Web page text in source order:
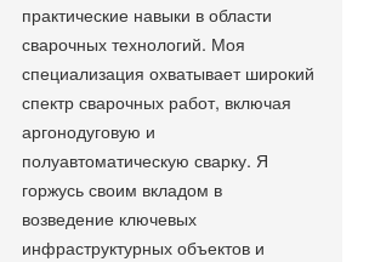
практические навыки в области
сварочных технологий. Моя
специализация охватывает широкий
спектр сварочных работ, включая
аргонодуговую и
полуавтоматическую сварку. Я
горжусь своим вкладом в
возведение ключевых
инфраструктурных объектов и